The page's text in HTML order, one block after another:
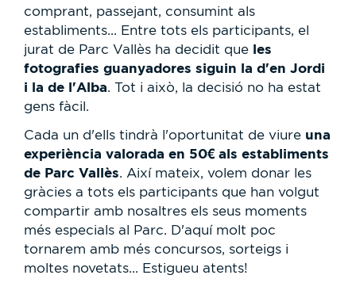
comprant, passejant, consumint als
establiments... Entre tots els participants, el
jurat de Parc Vallès ha decidit que les
fotografies guanyadores siguin la d'en Jordi
i la de l'Alba. Tot i això, la decisió no ha estat
gens fàcil.
Cada un d'ells tindrà l'oportunitat de viure una
experiència valorada en 50€ als establiments
de Parc Vallès. Així mateix, volem donar les
gràcies a tots els participants que han volgut
compartir amb nosaltres els seus moments
més especials al Parc. D'aquí molt poc
tornarem amb més concursos, sorteigs i
moltes novetats... Estigueu atents!